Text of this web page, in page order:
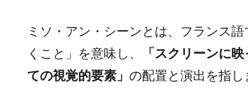
ミソ・アン・シーンとは、フランス
くこと」を意味し、
「スクリーンに
ての視覚的要素」の配置と演出を指し